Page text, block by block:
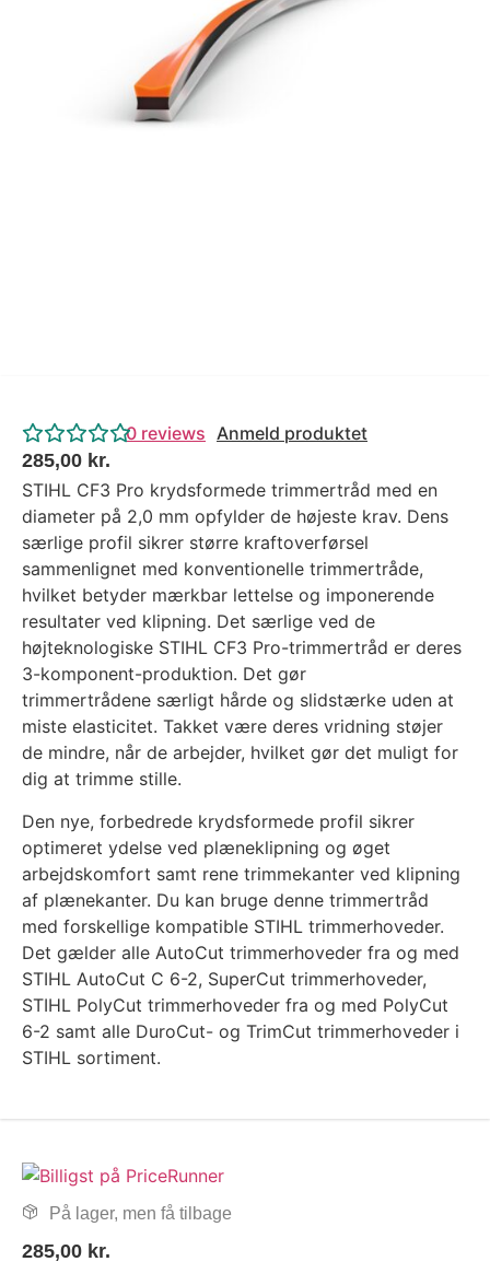
4.4 Google Reviews
4.7 Trustpilot
0 reviews Anmeld produktet
285,00 kr.
STIHL CF3 Pro krydsformede trimmertråd med en
diameter på 2,0 mm opfylder de højeste krav. Dens
særlige profil sikrer større kraftoverførsel
sammenlignet med konventionelle trimmertråde,
hvilket betyder mærkbar lettelse og imponerende
resultater ved klipning. Det særlige ved de
højteknologiske STIHL CF3 Pro-trimmertråd er deres
3-komponent-produktion. Det gør
trimmertrådene særligt hårde og slidstærke uden at
miste elasticitet. Takket være deres vridning støjer
de mindre, når de arbejder, hvilket gør det muligt for
dig at trimme stille.
Den nye, forbedrede krydsformede profil sikrer
optimeret ydelse ved plæneklipning og øget
arbejdskomfort samt rene trimmekanter ved klipning
af plænekanter. Du kan bruge denne trimmertråd
med forskellige kompatible STIHL trimmerhoveder.
Det gælder alle AutoCut trimmerhoveder fra og med
STIHL AutoCut C 6-2, SuperCut trimmerhoveder,
STIHL PolyCut trimmerhoveder fra og med PolyCut
6-2 samt alle DuroCut- og TrimCut trimmerhoveder i
STIHL sortiment.
På lager, men få tilbage
285,00 kr.